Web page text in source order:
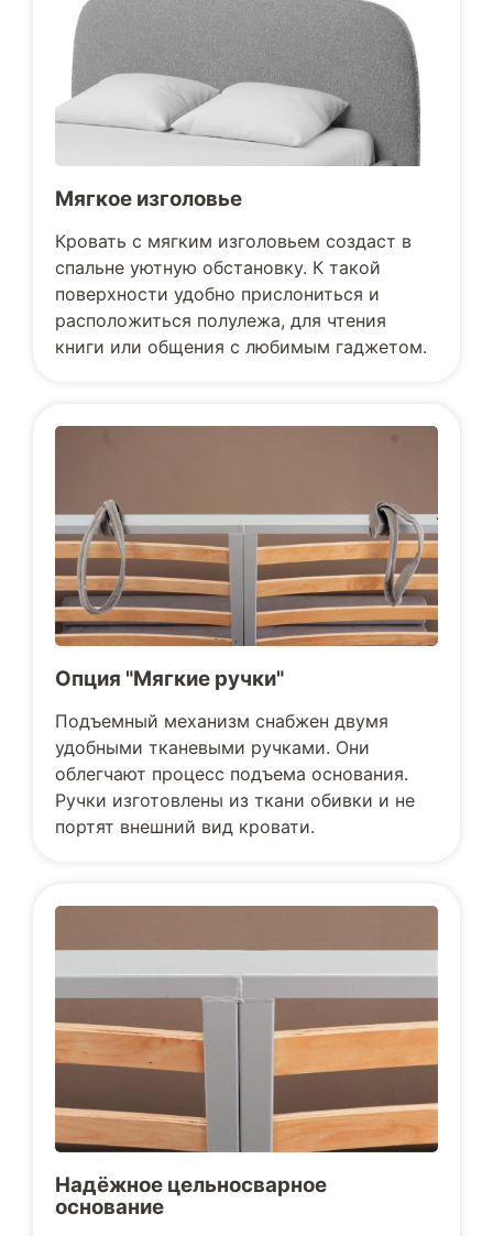
Мягкое изголовье
Кровать с мягким изголовьем создаст в
спальне уютную обстановку. К такой
поверхности удобно прислониться и
расположиться полулежа, для чтения
книги или общения с любимым гаджетом.
Опция "Мягкие ручки"
Подъемный механизм снабжен двумя
удобными тканевыми ручками. Они
облегчают процесс подъема основания.
Ручки изготовлены из ткани обивки и не
портят внешний вид кровати.
Надёжное цельносварное
основание